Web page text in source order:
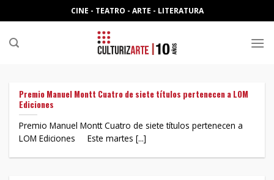
to
content
CINE - TEATRO - ARTE - LITERATURA
Premio Manuel Montt Cuatro de siete títulos pertenecen a LOM
Ediciones
Premio Manuel Montt Cuatro de siete títulos pertenecen a
LOM Ediciones Este martes [...]